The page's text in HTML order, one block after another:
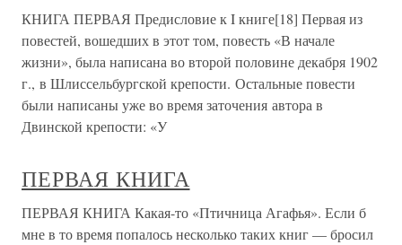
КНИГА ПЕРВАЯ Предисловие к I книге[18] Первая из
повестей, вошедших в этот том, повесть «В начале
жизни», была написана во второй половине декабря 1902
г., в Шлиссельбургской крепости. Остальные повести
были написаны уже во время заточения автора в
Двинской крепости: «У
ПЕРВАЯ КНИГА
ПЕРВАЯ КНИГА Какая-то «Птичница Агафья». Если б
мне в то время попалось несколько таких книг — бросил